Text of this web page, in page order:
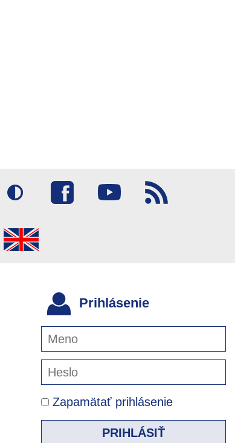
Prihlásenie
Zapamätať prihlásenie
PRIHLÁSIŤ